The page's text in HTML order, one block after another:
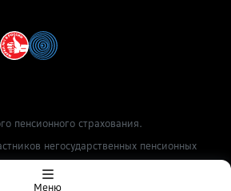
Меню
пенсионного страхования.
негосударственных пенсионных